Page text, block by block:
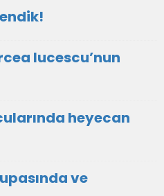
lucescu’nun
heyecan
ve